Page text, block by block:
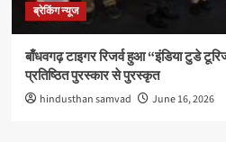
ब्रेकिंग न्यूज
बाँधवगढ़ टाइगर रिजर्व हुआ “इंडिया टुडे
प्रतिष्ठित पुरस्कार से पुरस्कृत
hindusthan samvad June 16, 2026